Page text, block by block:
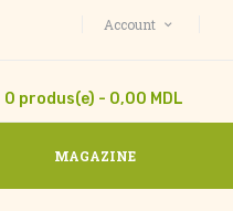
Account
0 produs(e) - 0,00 MDL
MAGAZINE